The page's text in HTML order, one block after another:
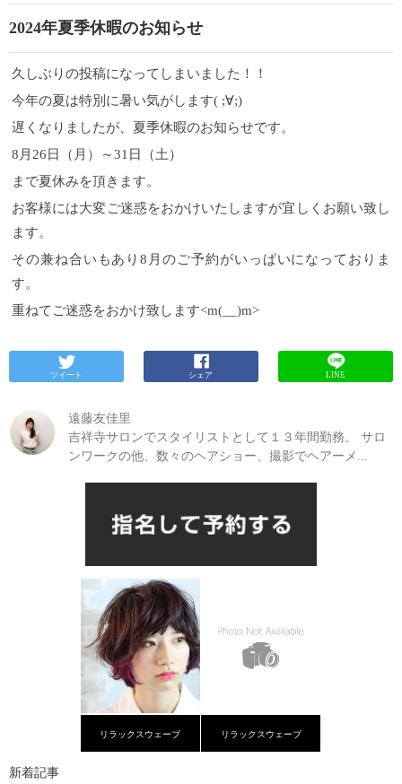
2024年夏季休暇のお知らせ
久しぶりの投稿になってしまいました！！
今年の夏は特別に暑い気がします( ;∀;)
遅くなりましたが、夏季休暇のお知らせです。
8月26日（月）～31日（土）
まで夏休みを頂きます。
お客様には大変ご迷惑をおかけいたしますが宜しくお願い致し
ます。
その兼ね合いもあり8月のご予約がいっぱいになっておりま
す。
重ねてご迷惑をおかけ致します<m(__)m>
ツイート シェア LINE
遠藤友佳里
吉祥寺サロンでスタイリストとして１３年間勤務。 サロ
ンワークの他、数々のヘアショー、撮影でヘアーメ...
リラックスウェーブ リラックスウェーブ
新着記事